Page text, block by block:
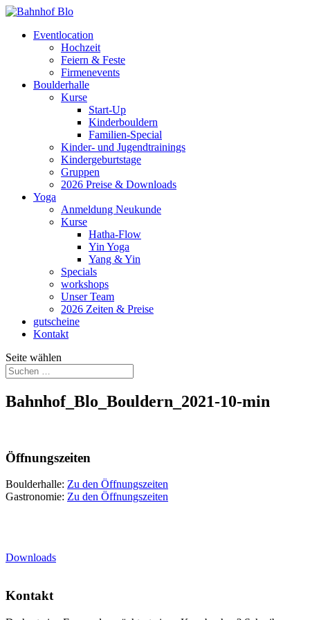
Eventlocation
Hochzeit
Feiern & Feste
Firmenevents
Boulderhalle
Kurse
Start-Up
Kinderbouldern
Familien-Special
Kinder- und Jugendtrainings
Kindergeburtstage
Gruppen
2026 Preise & Downloads
Yoga
Anmeldung Neukunde
Kurse
Hatha-Flow
Yin Yoga
Yang & Yin
Specials
workshops
Unser Team
2026 Zeiten & Preise
gutscheine
Kontakt
Seite wählen
Bahnhof_Blo_Bouldern_2021-10-min
Öffnungszeiten
Boulderhalle: Zu den Öffnungszeiten
Gastronomie: Zu den Öffnungszeiten
Downloads
Kontakt